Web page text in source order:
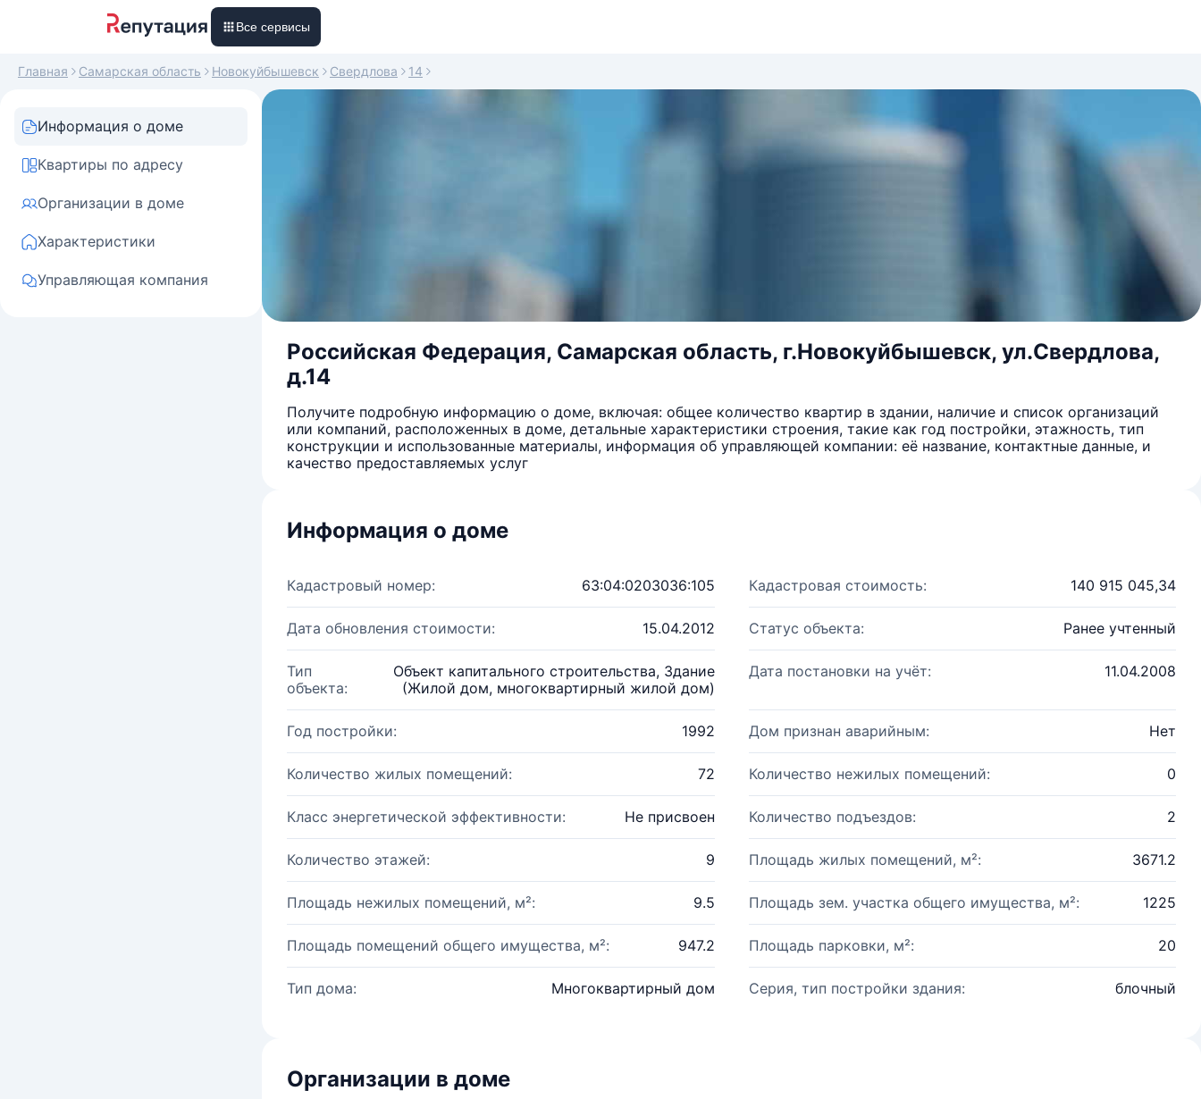
Все сервисы
Главная Самарская область Новокуйбышевск Свердлова 14
Информация о доме
Квартиры по адресу
Организации в доме
Характеристики
Управляющая компания
Российская Федерация, Самарская область, г.Новокуйбышевск, ул.Свердлова,
д.14
Получите подробную информацию о доме, включая: общее количество квартир в здании, наличие и список организаций
или компаний, расположенных в доме, детальные характеристики строения, такие как год постройки, этажность, тип
конструкции и использованные материалы, информация об управляющей компании: её название, контактные данные, и
качество предоставляемых услуг
Информация о доме
Кадастровый номер: 63:04:0203036:105 Кадастровая стоимость: 140 915 045,34
Дата обновления стоимости: 15.04.2012 Статус объекта: Ранее учтенный
Тип
объекта:
Объект капитального строительства, Здание
(Жилой дом, многоквартирный жилой дом)
Дата постановки на учёт: 11.04.2008
Год постройки: 1992 Дом признан аварийным: Нет
Количество жилых помещений: 72 Количество нежилых помещений: 0
Класс энергетической эффективности: Не присвоен Количество подъездов: 2
Количество этажей: 9 Площадь жилых помещений, м²: 3671.2
Площадь нежилых помещений, м²: 9.5 Площадь зем. участка общего имущества, м²: 1225
Площадь помещений общего имущества, м²: 947.2 Площадь парковки, м²: 20
Тип дома: Многоквартирный дом Серия, тип постройки здания: блочный
Организации в доме